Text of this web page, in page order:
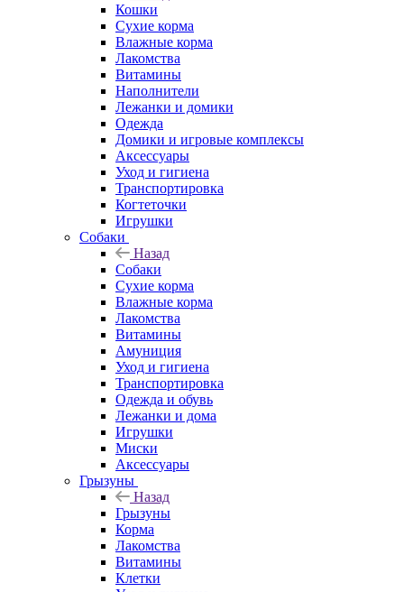
Кошки
Сухие корма
Влажные корма
Лакомства
Витамины
Наполнители
Лежанки и домики
Одежда
Домики и игровые комплексы
Аксессуары
Уход и гигиена
Транспортировка
Когтеточки
Игрушки
Собаки
Назад
Собаки
Сухие корма
Влажные корма
Лакомства
Витамины
Амуниция
Уход и гигиена
Транспортировка
Одежда и обувь
Лежанки и дома
Игрушки
Миски
Аксессуары
Грызуны
Назад
Грызуны
Корма
Лакомства
Витамины
Клетки